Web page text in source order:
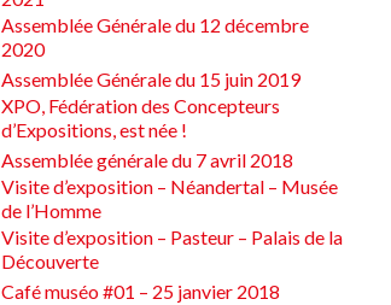
Assemblée Générale du 12 décembre
2020
Assemblée Générale du 15 juin 2019
XPO, Fédération des Concepteurs
d’Expositions, est née !
Assemblée générale du 7 avril 2018
Visite d’exposition – Néandertal – Musée
de l’Homme
Visite d’exposition – Pasteur – Palais de la
Découverte
Café muséo #01 – 25 janvier 2018